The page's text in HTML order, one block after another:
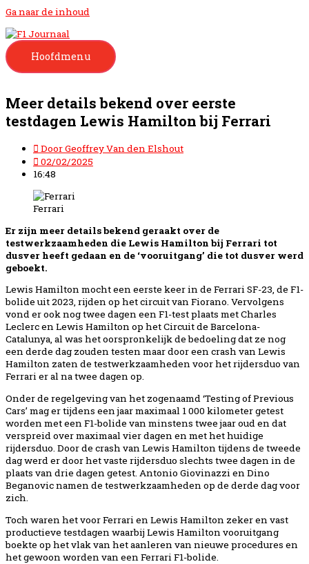
Ga naar de inhoud
Hoofdmenu
Meer details bekend over eerste
testdagen Lewis Hamilton bij Ferrari
DoorGeoffrey Van den Elshout
02/02/2025
16:48
Ferrari
Er zijn meer details bekend geraakt over de
testwerkzaamheden die Lewis Hamilton bij Ferrari tot
dusver heeft gedaan en de ‘vooruitgang’ die tot dusver werd
geboekt.
Lewis Hamilton mocht een eerste keer in de Ferrari SF-23, de F1-
bolide uit 2023, rijden op het circuit van Fiorano. Vervolgens
vond er ook nog twee dagen een F1-test plaats met Charles
Leclerc en Lewis Hamilton op het Circuit de Barcelona-
Catalunya, al was het oorspronkelijk de bedoeling dat ze nog
een derde dag zouden testen maar door een crash van Lewis
Hamilton zaten de testwerkzaamheden voor het rijdersduo van
Ferrari er al na twee dagen op.
Onder de regelgeving van het zogenaamd ‘Testing of Previous
Cars’ mag er tijdens een jaar maximaal 1 000 kilometer getest
worden met een F1-bolide van minstens twee jaar oud en dat
verspreid over maximaal vier dagen en met het huidige
rijdersduo. Door de crash van Lewis Hamilton tijdens de tweede
dag werd er door het vaste rijdersduo slechts twee dagen in de
plaats van drie dagen getest. Antonio Giovinazzi en Dino
Beganovic namen de testwerkzaamheden op de derde dag voor
zich.
Toch waren het voor Ferrari en Lewis Hamilton zeker en vast
productieve testdagen waarbij Lewis Hamilton vooruitgang
boekte op het vlak van het aanleren van nieuwe procedures en
het gewoon worden van een Ferrari F1-bolide.